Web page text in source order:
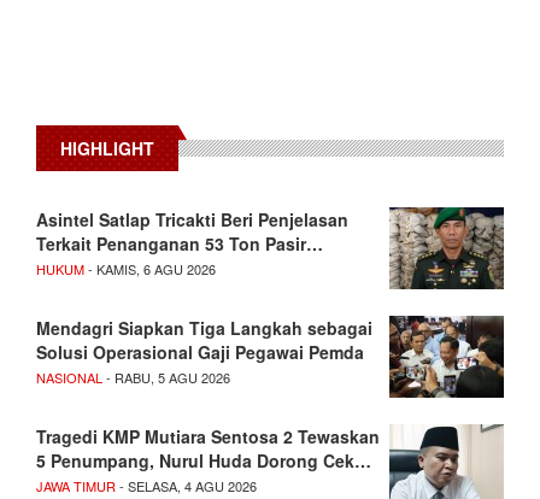
HIGHLIGHT
Asintel Satlap Tricakti Beri Penjelasan
Terkait Penanganan 53 Ton Pasir…
HUKUM- KAMIS, 6 AGU 2026
Mendagri Siapkan Tiga Langkah sebagai
Solusi Operasional Gaji Pegawai Pemda
NASIONAL - RABU, 5 AGU 2026
Tragedi KMP Mutiara Sentosa 2 Tewaskan
5 Penumpang, Nurul Huda Dorong Cek…
JAWA TIMUR - SELASA, 4 AGU 2026